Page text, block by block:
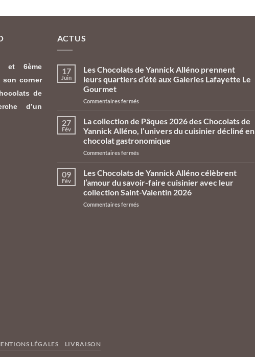
et 6ème
son corner
de
d’un
ACTUS
17
Juin
Les Chocolats de Yannick Alléno prennent
leurs quartiers d’été aux Galeries Lafayette Le
Gourmet
Commentaires ferméssur
Chocolats
de
Yannick
Alléno
prennent
quartiers
d’été
aux
Galeries
Lafayette
27
Fév
La collection de Pâques 2026 des Chocolats de
Yannick Alléno, l’univers du cuisinier décliné en
chocolat gastronomique
Commentaires ferméssur
collection
Pâques
2026
des
09
Fév
Les Chocolats de Yannick Alléno célèbrent
l’amour du savoir-faire cuisinier avec leur
collection Saint-Valentin 2026
Commentaires ferméssur
LÉGALES LIVRAISON